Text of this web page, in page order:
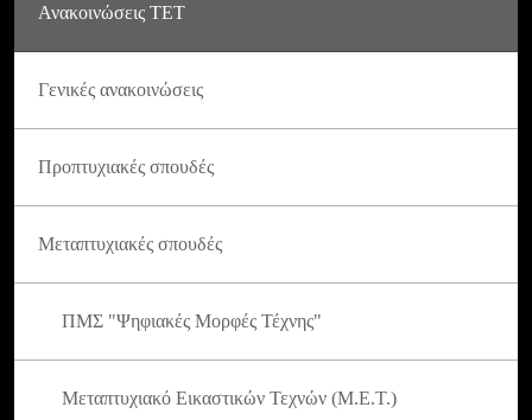
Ανακοινώσεις ΤΕΤ
Γενικές ανακοινώσεις
Προπτυχιακές σπουδές
Μεταπτυχιακές σπουδές
ΠΜΣ "Ψηφιακές Μορφές Τέχνης"
Μεταπτυχιακό Εικαστικών Τεχνών (Μ.Ε.Τ.)